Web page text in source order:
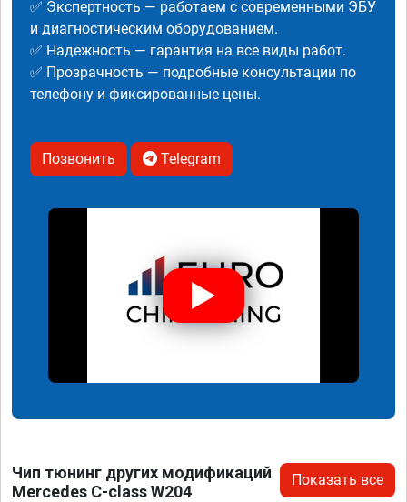
✅ Экспертность — работаем с современными ЭБУ
и диагностическим оборудованием.
✅ Надежность — гарантия на все виды работ.
✅ Прозрачность — подробные консультации по
телефону и фиксированные цены.
Позвонить Telegram
Чип тюнинг других модификаций
Mercedes C-class W204
Показать все